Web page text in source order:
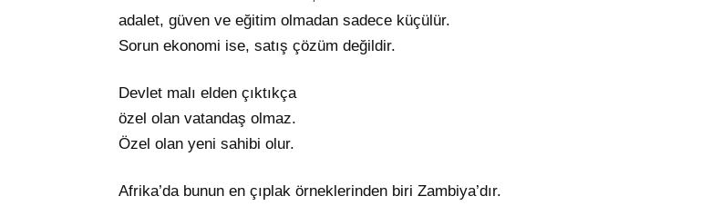
adalet, güven ve eğitim olmadan sadece küçülür.
Sorun ekonomi ise, satış çözüm değildir.
Devlet malı elden çıktıkça
özel olan vatandaş olmaz.
Özel olan yeni sahibi olur.
Afrika’da bunun en çıplak örneklerinden biri Zambiya’dır.